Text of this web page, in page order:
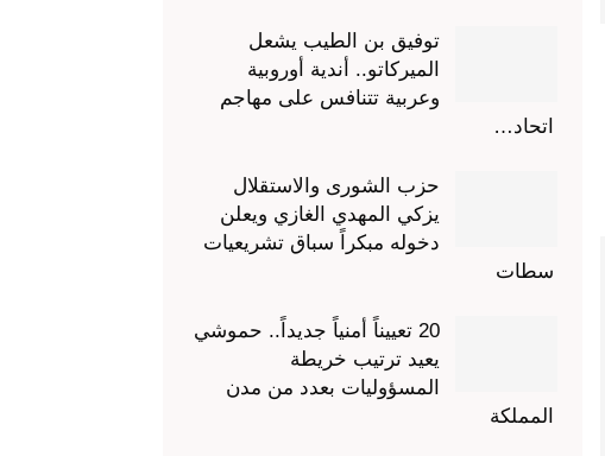
توفيق بن الطيب يشعل
الميركاتو.. أندية أوروبية
وعربية تتنافس على مهاجم
اتحاد…
حزب الشورى والاستقلال
يزكي المهدي الغازي ويعلن
دخوله مبكراً سباق تشريعيات
سطات
20 تعييناً أمنياً جديداً.. حموشي
يعيد ترتيب خريطة
المسؤوليات بعدد من مدن
المملكة